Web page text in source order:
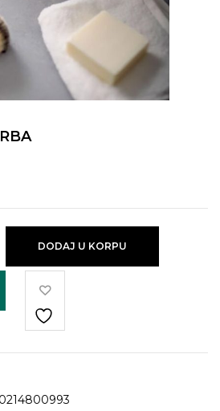
DODAJ U KORPU